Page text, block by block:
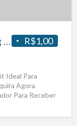
R$1,00
Kit Completo Email Marketing Revenda
Ideal Para
Agora
Para Receber